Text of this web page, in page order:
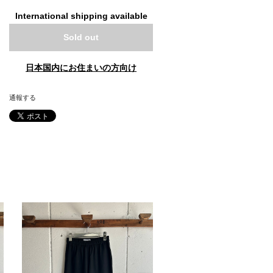
International shipping available
Sold out
日本国内にお住まいの方向け
通報する